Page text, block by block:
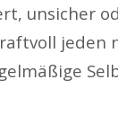
unsicher
jeden